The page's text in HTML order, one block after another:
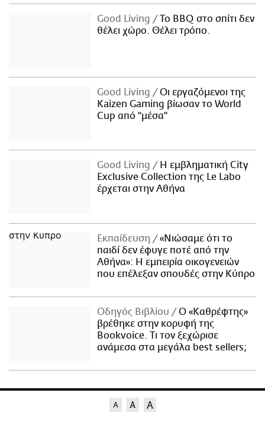
Good Living
Το BBQ στο σπίτι δεν
θέλει χώρο. Θέλει τρόπο.
Good Living
Οι εργαζόμενοι της
Kaizen Gaming βίωσαν το World
Cup από "μέσα"
Good Living
Η εμβληματική City
Exclusive Collection της Le Labo
έρχεται στην Αθήνα
Εκπαίδευση
«Νιώσαμε ότι το
παιδί δεν έφυγε ποτέ από την
Αθήνα»: Η εμπειρία οικογενειών
που επέλεξαν σπουδές στην Κύπρο
Οδηγός Βιβλίου
Ο «Καθρέφτης»
βρέθηκε στην κορυφή της
Bookvoice. Τι τον ξεχώρισε
ανάμεσα στα μεγάλα best sellers;